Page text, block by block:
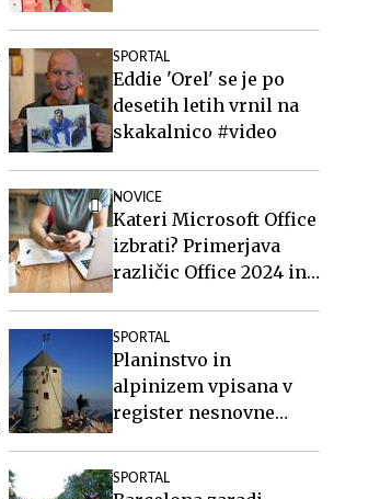
SPORTAL
Eddie 'Orel' se je po
desetih letih vrnil na
skakalnico #video
NOVICE
Kateri Microsoft Office
izbrati? Primerjava
različic Office 2024 in
SPORTAL
Planinstvo in
alpinizem vpisana v
register nesnovne
SPORTAL